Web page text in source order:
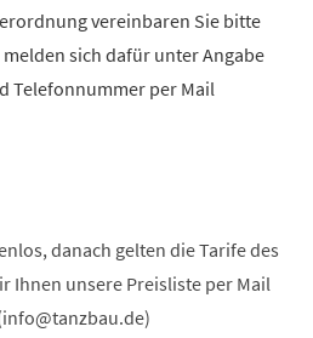
vereinbaren Sie bitte
sich dafür unter Angabe
Telefonnummer per Mail
danach gelten die Tarife des
Ihnen unsere Preisliste per Mail